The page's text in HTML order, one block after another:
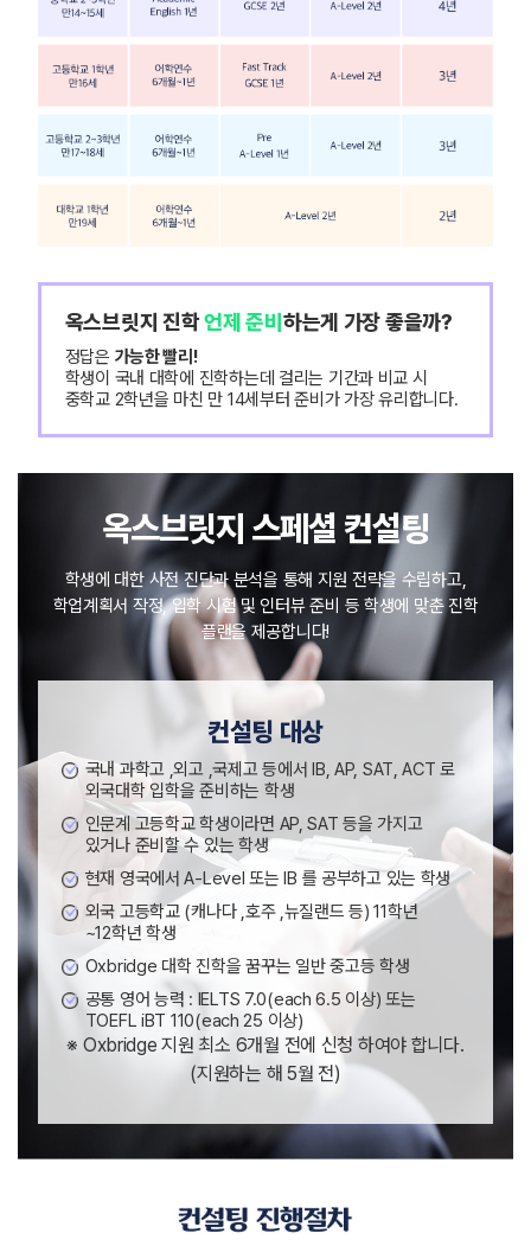
옥스브릿지 진학언제 준비 하는게 가장 좋을까?
정답은 가능한 빨리!
학생이 국내 대학에 진학하는데 걸리는 기간과 비교 시
중학교 2학년을 마친 만 14세부터 준비가 가장 유리합니다.
옥스브릿지 스페셜 컨설팅
학생에 대한 사전 진단과 분석을 통해 지원 전략을 수립하고,
학업계획서 작정, 입학 시험 및 인터뷰 준비 등 학생에 맞춘 진학
플랜을 제공합니다!
컨설팅 대상
국내 과학고 ,외고 ,국제고 등에서 IB, AP, SAT, ACT 로
외국대학 입학을 준비하는 학생
인문계 고등학교 학생이라면 AP, SAT 등을 가지고
있거나 준비할 수 있는 학생
현재 영국에서 A-Level 또는 IB 를 공부하고 있는 학생
외국 고등학교 (캐나다 ,호주 ,뉴질랜드 등) 11학년
~12학년 학생
Oxbridge 대학 진학을 꿈꾸는 일반 중고등 학생
공통 영어 능력 : IELTS 7.0(each 6.5 이상) 또는
TOEFL iBT 110(each 25 이상)
※ Oxbridge 지원 최소 6개월 전에 신청 하여야 합니다.
(지원하는 해 5월 전)